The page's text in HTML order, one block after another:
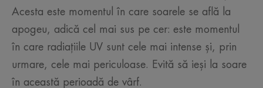
Acesta este momentul în care soarele se află la
apogeu, adică cel mai sus pe cer: este momentul
în care radiațiile UV sunt cele mai intense și, prin
urmare, cele mai periculoase. Evită să ieși la soare
în această perioadă de vârf.